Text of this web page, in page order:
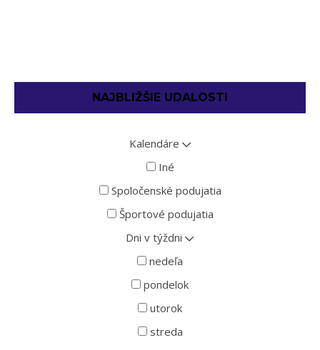
NAJBLIŽŠIE UDALOSTI
Kalendáre
Iné
Spoločenské podujatia
Športové podujatia
Dni v týždni
nedeľa
pondelok
utorok
streda